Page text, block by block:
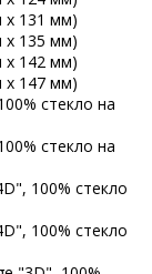
x 131 мм)
x 135 мм)
x 142 мм)
x 147 мм)
стекло на
стекло на
100% стекло
100% стекло